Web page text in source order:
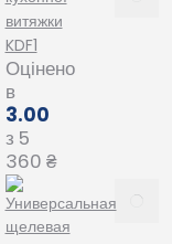
витяжки
KDF1
Оцінено
в
3.00
з 5
360 ₴